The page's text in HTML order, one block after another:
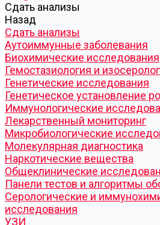
Cдать анализы
Назад
Cдать анализы
Аутоиммунные заболевания
Биохимические исследования
Гемостазиология и
Генетические исследования
Генетическое установление
Иммунологические
Лекарственный мониторинг
Микробиологические
Молекулярная диагностика
Наркотические вещества
Общеклинические
Панели тестов и алгоритмы
Серологические и
исследования
УЗИ